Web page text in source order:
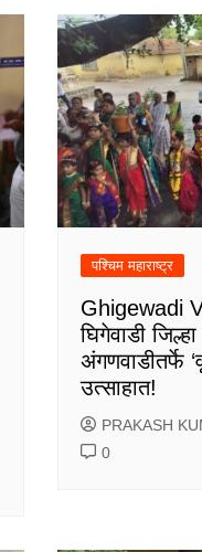
पश्चिम महाराष्ट्र
Ghigewadi
घिगेवाडी
अंगणवाडीतर्फे
उत्साहात!
PRAKASH
0